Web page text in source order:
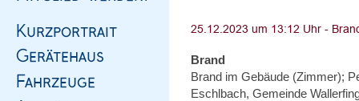
Brand
Brand im Gebäude (Zimmer);
Eschlbach, Gemeinde